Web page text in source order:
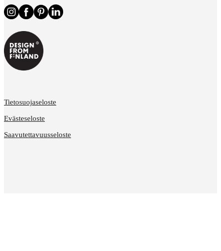
Tietosuojaseloste
Evästeseloste
Saavutettavuusseloste